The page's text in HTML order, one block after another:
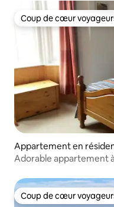
Coup de cœur
Coup de cœur
Appartement en
Adorable appartement
Coup de cœur
Coup de cœur